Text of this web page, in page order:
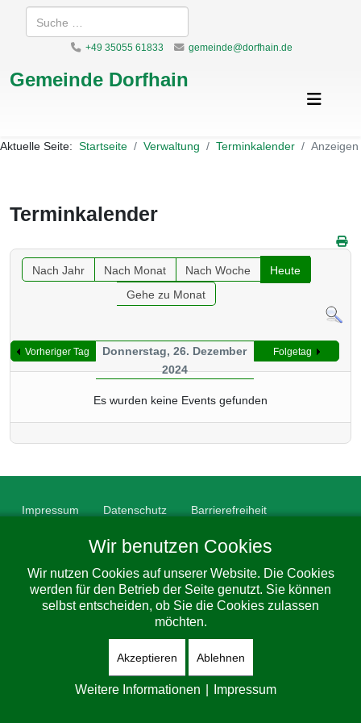
Suchen
+49 35055 61833 gemeinde@dorfhain.de
Gemeinde Dorfhain
Aktuelle Seite: Startseite Verwaltung Terminkalender Anzeigen
Terminkalender
Nach Jahr Nach Monat Nach Woche
Heute
Gehe zu Monat
Vorheriger Tag
Donnerstag, 26. Dezember
2024
Folgetag
Es wurden keine Events gefunden
Impressum Datenschutz
Barrierefreiheit
© 2026 Gemeinde Dorfhain. All Rights Reserved. Designed By
JoomShaper
Wir benutzen Cookies
Wir nutzen Cookies auf unserer Website. Die Cookies
werden für den Betrieb der Seite genutzt. Sie können
selbst entscheiden, ob Sie die Cookies zulassen
möchten.
Akzeptieren Ablehnen
Weitere Informationen | Impressum